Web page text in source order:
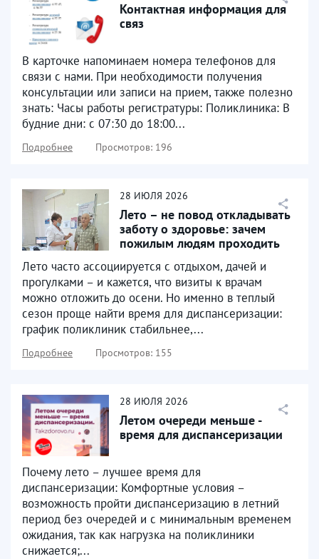
Контактная информация для
связ
В карточке напоминаем номера телефонов для
связи с нами. При необходимости получения
консультации или записи на прием, также полезно
знать: Часы работы регистратуры: Поликлиника: В
будние дни: с 07:30 до 18:00...
Подробнее Просмотров: 196
28 ИЮЛЯ 2026
Лето – не повод откладывать
заботу о здоровье: зачем
пожилым людям проходить
Лето часто ассоциируется с отдыхом, дачей и
прогулками – и кажется, что визиты к врачам
можно отложить до осени. Но именно в теплый
сезон проще найти время для диспансеризации:
график поликлиник стабильнее,...
Подробнее Просмотров: 155
28 ИЮЛЯ 2026
Летом очереди меньше -
время для диспансеризации
Почему лето – лучшее время для
диспансеризации: Комфортные условия –
возможность пройти диспансеризацию в летний
период без очередей и с минимальным временем
ожидания, так как нагрузка на поликлиники
снижается;...